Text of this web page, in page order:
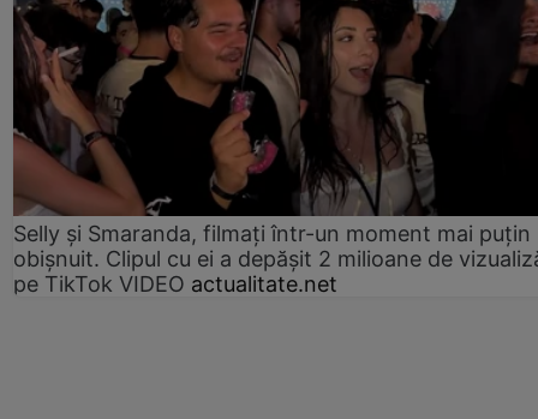
Selly și Smaranda, filmați într-un moment mai puțin
obișnuit. Clipul cu ei a depășit 2 milioane de
pe TikTok VIDEO actualitate.net